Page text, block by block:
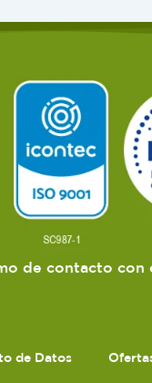
de contacto
de Datos